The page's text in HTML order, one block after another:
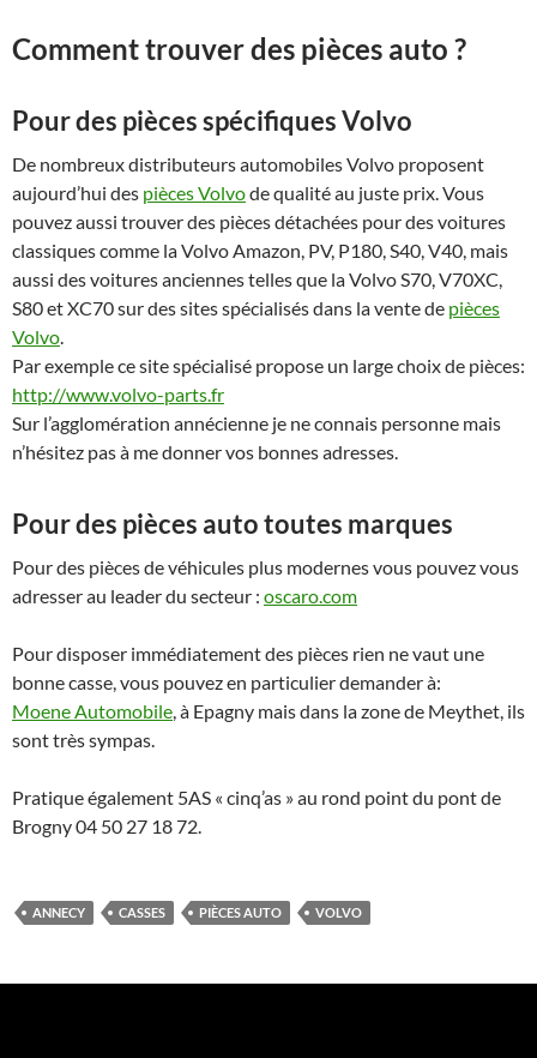
Comment trouver des pièces auto ?
Pour des pièces spécifiques Volvo
De nombreux distributeurs automobiles Volvo proposent
aujourd’hui des pièces Volvode qualité au juste prix. Vous
pouvez aussi trouver des pièces détachées pour des voitures
classiques comme la Volvo Amazon, PV, P180, S40, V40, mais
aussi des voitures anciennes telles que la Volvo S70, V70XC,
S80 et XC70 sur des sites spécialisés dans la vente de pièces
Volvo.
Par exemple ce site spécialisé propose un large choix de pièces:
http://www.volvo-parts.fr
Sur l’agglomération annécienne je ne connais personne mais
n’hésitez pas à me donner vos bonnes adresses.
Pour des pièces auto toutes marques
Pour des pièces de véhicules plus modernes vous pouvez vous
adresser au leader du secteur : oscaro.com
Pour disposer immédiatement des pièces rien ne vaut une
bonne casse, vous pouvez en particulier demander à:
Moene Automobile, à Epagny mais dans la zone de Meythet, ils
sont très sympas.
Pratique également 5AS « cinq’as » au rond point du pont de
Brogny 04 50 27 18 72.
ANNECY CASSES PIÈCES AUTO VOLVO